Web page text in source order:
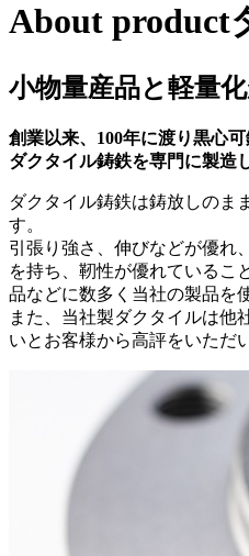
About product
小物量産品と軽量化
創業以来、100年に渡り黒心
ダクタイル鋳鉄を専門に製造
ダクタイル鋳鉄は鋳放しのま
す。
引張り強さ、伸びなどが優れ
を持ち、靭性が優れているこ
品などに数多く当社の製品を
また、当社製ダクタイルは他
いとお客様から高評をいただ